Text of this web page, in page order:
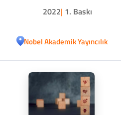
2022| 1. Baskı
Nobel Akademik Yayıncılık